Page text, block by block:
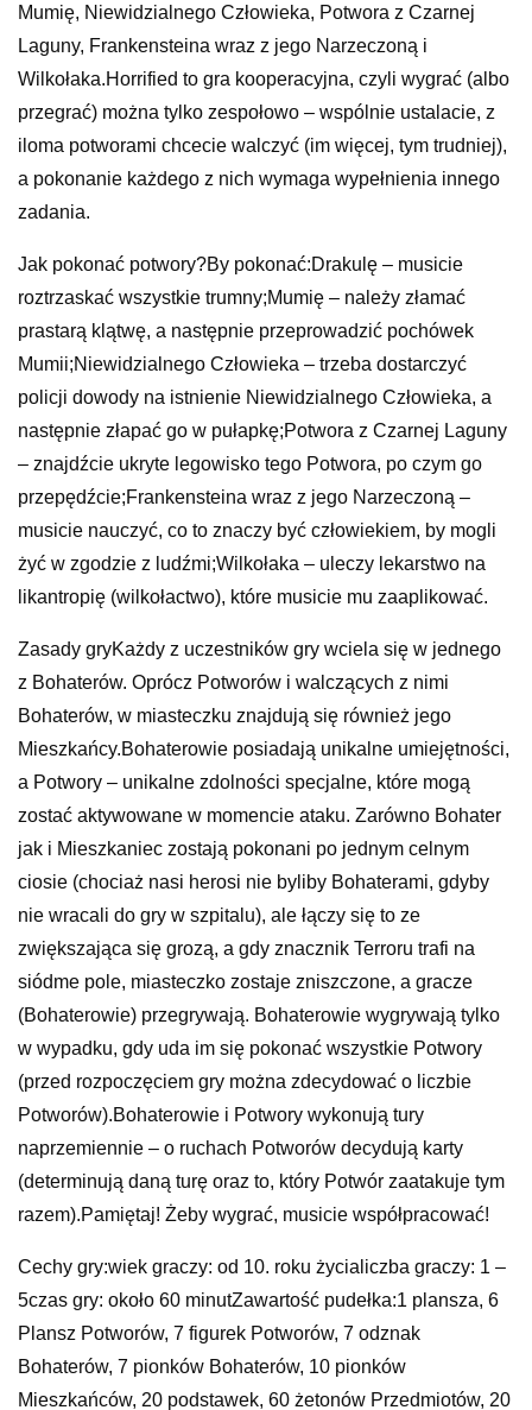
Mumię, Niewidzialnego Człowieka, Potwora z Czarnej
Laguny, Frankensteina wraz z jego Narzeczoną i
Wilkołaka.Horrified to gra kooperacyjna, czyli wygrać (albo
przegrać) można tylko zespołowo – wspólnie ustalacie, z
iloma potworami chcecie walczyć (im więcej, tym trudniej),
a pokonanie każdego z nich wymaga wypełnienia innego
zadania.
Jak pokonać potwory?By pokonać:Drakulę – musicie
roztrzaskać wszystkie trumny;Mumię – należy złamać
prastarą klątwę, a następnie przeprowadzić pochówek
Mumii;Niewidzialnego Człowieka – trzeba dostarczyć
policji dowody na istnienie Niewidzialnego Człowieka, a
następnie złapać go w pułapkę;Potwora z Czarnej Laguny
– znajdźcie ukryte legowisko tego Potwora, po czym go
przepędźcie;Frankensteina wraz z jego Narzeczoną –
musicie nauczyć, co to znaczy być człowiekiem, by mogli
żyć w zgodzie z ludźmi;Wilkołaka – uleczy lekarstwo na
likantropię (wilkołactwo), które musicie mu zaaplikować.
Zasady gryKażdy z uczestników gry wciela się w jednego
z Bohaterów. Oprócz Potworów i walczących z nimi
Bohaterów, w miasteczku znajdują się również jego
Mieszkańcy.Bohaterowie posiadają unikalne umiejętności,
a Potwory – unikalne zdolności specjalne, które mogą
zostać aktywowane w momencie ataku. Zarówno Bohater
jak i Mieszkaniec zostają pokonani po jednym celnym
ciosie (chociaż nasi herosi nie byliby Bohaterami, gdyby
nie wracali do gry w szpitalu), ale łączy się to ze
zwiększająca się grozą, a gdy znacznik Terroru trafi na
siódme pole, miasteczko zostaje zniszczone, a gracze
(Bohaterowie) przegrywają. Bohaterowie wygrywają tylko
w wypadku, gdy uda im się pokonać wszystkie Potwory
(przed rozpoczęciem gry można zdecydować o liczbie
Potworów).Bohaterowie i Potwory wykonują tury
naprzemiennie – o ruchach Potworów decydują karty
(determinują daną turę oraz to, który Potwór zaatakuje tym
razem).Pamiętaj! Żeby wygrać, musicie współpracować!
Cechy gry:wiek graczy: od 10. roku życialiczba graczy: 1 –
5czas gry: około 60 minutZawartość pudełka:1 plansza, 6
Plansz Potworów, 7 figurek Potworów, 7 odznak
Bohaterów, 7 pionków Bohaterów, 10 pionków
Mieszkańców, 20 podstawek, 60 żetonów Przedmiotów, 20